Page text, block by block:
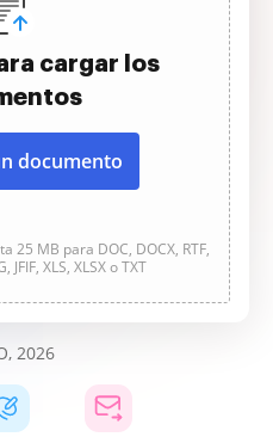
cargar los
documento
25 MB para DOC, DOCX, RTF,
JFIF, XLS, XLSX o TXT
2026